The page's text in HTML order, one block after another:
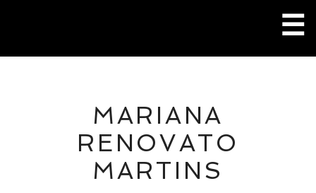
conteúdo
☰
MARIANA
RENOVATO
MARTINS